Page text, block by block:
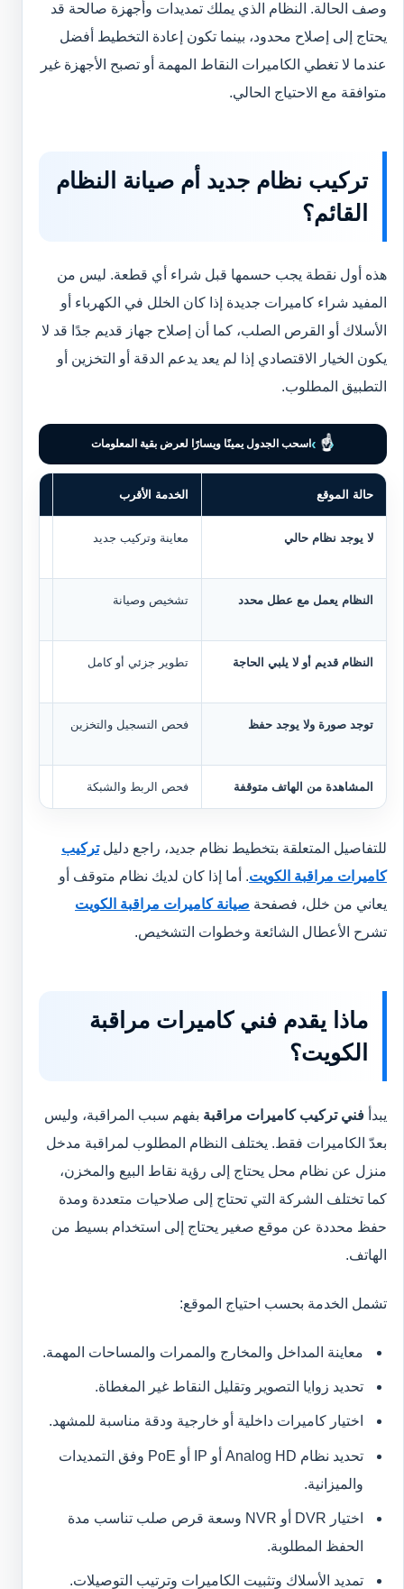
وصف الحالة. النظام الذي يملك تمديدات وأجهزة صالحة قد
يحتاج إلى إصلاح محدود، بينما تكون إعادة التخطيط أفضل
عندما لا تغطي الكاميرات النقاط المهمة أو تصبح الأجهزة غير
متوافقة مع الاحتياج الحالي.
تركيب نظام جديد أم صيانة النظام
القائم؟
هذه أول نقطة يجب حسمها قبل شراء أي قطعة. ليس من
المفيد شراء كاميرات جديدة إذا كان الخلل في الكهرباء أو
الأسلاك أو القرص الصلب، كما أن إصلاح جهاز قديم جدًا قد لا
يكون الخيار الاقتصادي إذا لم يعد يدعم الدقة أو التخزين أو
التطبيق المطلوب.
‹
☝
› اسحب الجدول يمينًا ويسارًا لعرض بقية المعلومات
حالة الموقع الخدمة الأقرب
لا يوجد نظام حالي معاينة وتركيب جديد
النظام يعمل مع عطل محدد تشخيص وصيانة
النظام قديم أو لا يلبي الحاجة تطوير جزئي أو كامل
توجد صورة ولا يوجد حفظ
فحص التسجيل والتخزين
المشاهدة من الهاتف متوقفة فحص الربط والشبكة
للتفاصيل المتعلقة بتخطيط نظام جديد، راجع دليلتركيب
كاميرات مراقبة الكويت. أما إذا كان لديك نظام متوقف أو
يعاني من خلل، فصفحة صيانة كاميرات مراقبة الكويت
تشرح الأعطال الشائعة وخطوات التشخيص.
ماذا يقدم فني كاميرات مراقبة
الكويت؟
يبدأ فني تركيب كاميرات مراقبة بفهم سبب المراقبة، وليس
بعدّ الكاميرات فقط. يختلف النظام المطلوب لمراقبة مدخل
منزل عن نظام محل يحتاج إلى رؤية نقاط البيع والمخزن،
كما تختلف الشركة التي تحتاج إلى صلاحيات متعددة ومدة
حفظ محددة عن موقع صغير يحتاج إلى استخدام بسيط من
الهاتف.
تشمل الخدمة بحسب احتياج الموقع:
معاينة المداخل والمخارج والممرات والمساحات المهمة.
تحديد زوايا التصوير وتقليل النقاط غير المغطاة.
اختيار كاميرات داخلية أو خارجية ودقة مناسبة للمشهد.
تحديد نظام Analog HD أو IP أو PoE وفق التمديدات
والميزانية.
اختيار DVR أو NVR وسعة قرص صلب تناسب مدة
الحفظ المطلوبة.
تمديد الأسلاك وتثبيت الكاميرات وترتيب التوصيلات.